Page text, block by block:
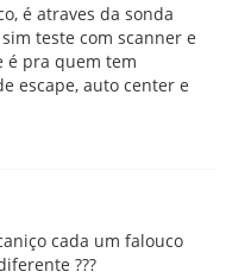
é atraves da sonda
teste com scanner e
é pra quem tem
escape, auto center e
cada um falouco
???